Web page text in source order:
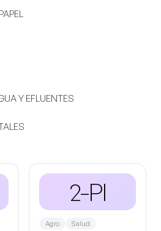
Y EFLUENTES
2-PI
Agro Salud